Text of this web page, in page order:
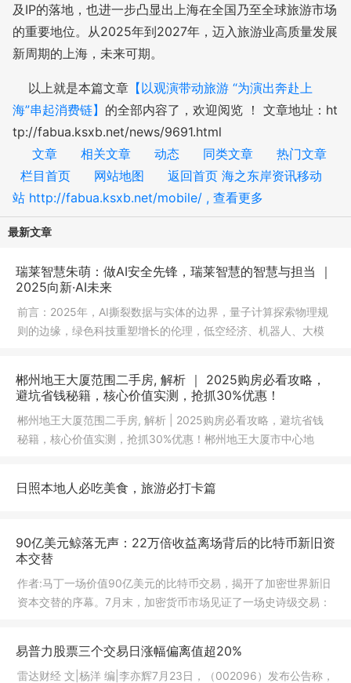
及IP的落地，也进一步凸显出上海在全国乃至全球旅游市场
的重要地位。从2025年到2027年，迈入旅游业高质量发展
新周期的上海，未来可期。
以上就是本篇文章 【以观演带动旅游 “为演出奔赴上
海”串起消费链】 的全部内容了，欢迎阅览 ！ 文章地址：ht
tp://fabua.ksxb.net/news/9691.html
文章
相关文章 动态 同类文章
热门文章
栏目首页
网站地图
返回首页 海之东岸资讯移动
站 http://fabua.ksxb.net/mobile/ , 查看更多
最新文章
瑞莱智慧朱萌：做AI安全先锋，瑞莱智慧的智慧与担当 ｜
2025向新·AI未来
前言：2025年，AI撕裂数据与实体的边界，量子计算探索物理规
则的边缘，绿色科技重塑增长的伦理，低空经济、机器人、大模
郴州地王大厦范围二手房, 解析 ｜ 2025购房必看攻略，
避坑省钱秘籍，核心价值实测，抢抓30%优惠！
郴州地王大厦范围二手房, 解析 | 2025购房必看攻略，避坑省钱
秘籍，核心价值实测，抢抓30%优惠！郴州地王大厦市中心地
日照本地人必吃美食，旅游必打卡篇
90亿美元鲸落无声：22万倍收益离场背后的比特币新旧资
本交替
作者:马丁一场价值90亿美元的比特币交易，揭开了加密世界新旧
资本交替的序幕。7月末，加密货币市场见证了一场史诗级交易：
易普力股票三个交易日涨幅偏离值超20%
雷达财经 文|杨洋 编|李亦辉7月23日，（002096）发布公告称，